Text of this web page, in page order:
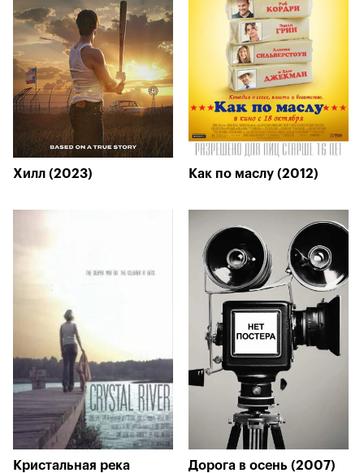
Хилл (2023) Как по маслу (2012)
Кристальная река
Дорога в осень (2007)